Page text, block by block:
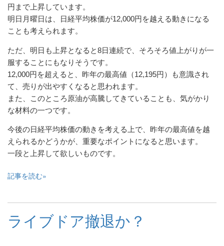
円まで上昇しています。
明日月曜日は、日経平均株価が12,000円を越える動きになる
ことも考えられます。
ただ、明日も上昇となると8日連続で、そろそろ値上がりが一
服することにもなりそうです。
12,000円を超えると、昨年の最高値（12,195円）も意識され
て、売りが出やすくなると思われます。
また、このところ原油が高騰してきていることも、気がかり
な材料の一つです。
今後の日経平均株価の動きを考える上で、昨年の最高値を越
えられるかどうかが、重要なポイントになると思います。
一段と上昇して欲しいものです。
記事を読む
ライブドア撤退か？